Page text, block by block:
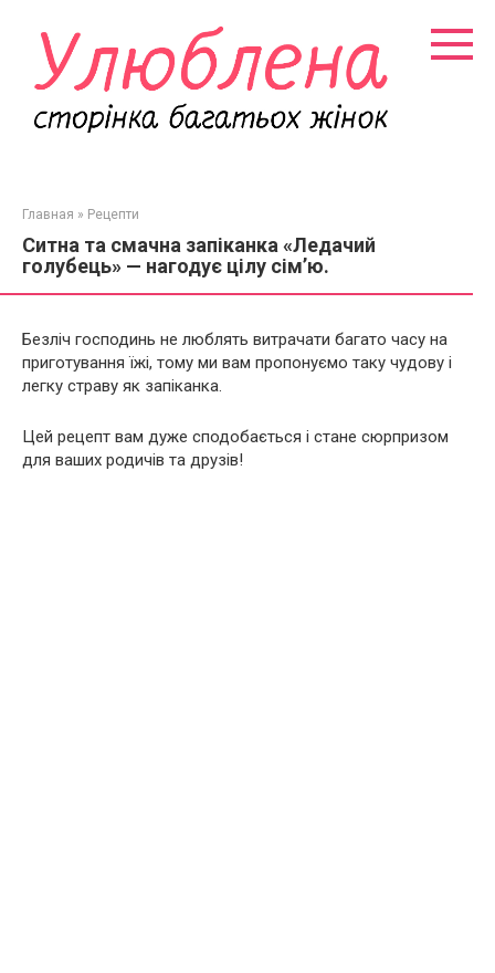
контенту
Главная » Рецепти
Ситна та смачна запіканка «Ледачий
голубець» — нагодує цілу сім’ю.
Безліч господинь не люблять витрачати багато часу на
приготування їжі, тому ми вам пропонуємо таку чудову і
легку страву як запіканка.
Цей рецепт вам дуже сподобається і стане сюрпризом
для ваших родичів та друзів!